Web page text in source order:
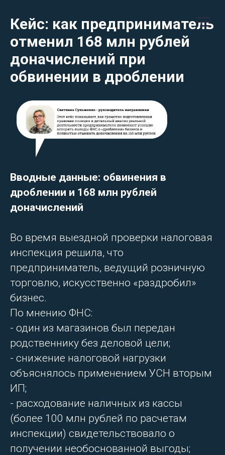
Кейс: как предприниматель
отменил 168 млн рублей
доначислений при
обвинении в дроблении
Вводные данные: обвинения в
дроблении и 168 млн рублей
доначислений
Во время выездной проверки налоговая
инспекция решила, что
предприниматель, ведущий розничную
торговлю, искусственно «раздробил»
бизнес.
По мнению ФНС:
- один из магазинов был передан
родственнику без деловой цели;
- снижение налоговой нагрузки
объяснялось применением УСН вторым
ИП;
- расходование наличных из кассы
(более 100 млн рублей по расчетам
инспекции) свидетельствовало о
получении необоснованной выгоды;